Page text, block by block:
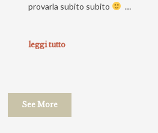
provarla subito subito
…
leggi tutto
See More